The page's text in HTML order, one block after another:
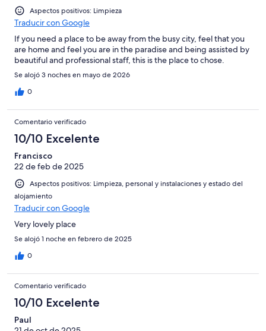
Aspectos positivos: Limpieza
Traducir con Google
If you need a place to be away from the busy city, feel that you
are home and feel you are in the paradise and being assisted by
beautiful and professional staff, this is the place to chose.
Se alojó 3 noches en mayo de 2026
0
Comentario verificado
10/10 Excelente
Francisco
22 de feb de 2025
Aspectos positivos: Limpieza, personal y instalaciones y estado del
alojamiento
Traducir con Google
Very lovely place
Se alojó 1 noche en febrero de 2025
0
Comentario verificado
10/10 Excelente
Paul